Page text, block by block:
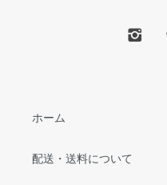
ホーム
配送・送料について